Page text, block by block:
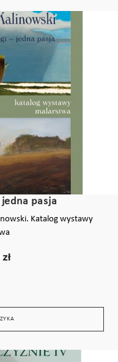
pasja
Katalog wystawy